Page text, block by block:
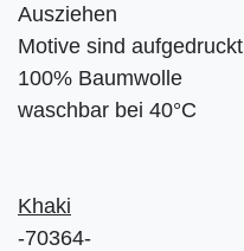
Ausziehen
Motive sind aufgedruckt
100% Baumwolle
waschbar bei 40°C
Khaki
-70364-